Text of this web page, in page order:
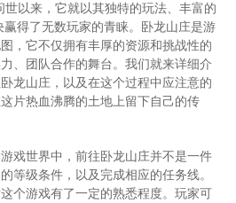
以来，它就以其独特的玩法、丰富的
得了无数玩家的青睐。卧龙山庄是游
，它不仅拥有丰厚的资源和挑战性的
、团队合作的舞台。我们就来详细介
龙山庄，以及在这个过程中应注意的
片热血沸腾的土地上留下自己的传
戏世界中，前往卧龙山庄并不是一件
等级条件，以及完成相应的任务线。
个游戏有了一定的熟悉程度。玩家可